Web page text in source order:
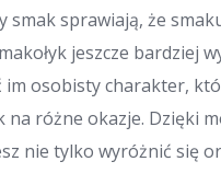
sprawiają, że
jeszcze bardziej
im osobisty charakter,
różne okazje. Dzięki
nie tylko wyróżnić się